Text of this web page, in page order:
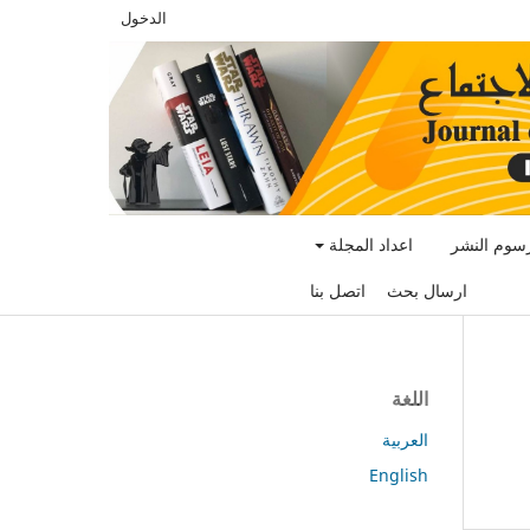
النشر اعداد المجلة
ارسال بحث اتصل بنا
الدخول
اللغة
العربية
English